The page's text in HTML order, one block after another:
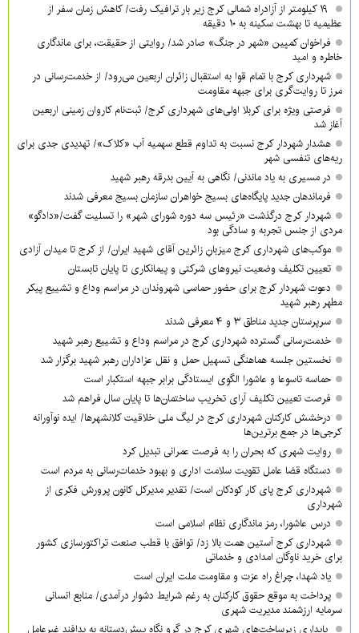
۱۹ کیلومتر از آزادراه شمالی کرج زیر بار ترافیک رفت/ کاهش زمان سفر از
عظیمیه تا بهشت سکینه به ۱۰ دقیقه
فراخوان کمپین «شهر در جنگ» صادر شد/ روایتی از حقیقت، برای ماندگاری
خاطره و امید
شهرداری کرج با تمام قوا به استقبال زائران اربعین می‌رود/ از خدمت‌رسانی در
مرز تا روایت‌گری برای جبهه مقاومت
فرصتی ویژه برای کربلا اولی‌های شهرداری کرج/ ثبت‌نام کاروان زمینی اربعین
آغاز شد
هشدار شهردار کرج نسبت به تداوم قطع سهمیه آب «کلاک»/ تهدیدی جدی برای
ریه‌های تنفسی شهر
در مسیری به یاد ماندنی/ نگاهی به آیین بدرقه رهبر شهید
فرماندهان جدید پایگاه‌های بسیج خواهران سازمان بسیج معرفی شدند
شهردار کرج درگذشت «رئیس سه دوره شورای شهر» را تسلیت گفت/«دادگو»
مردی از جنس تجربه و سادگی بود
موکب‌های شهرداری کرج میزبانِ زائرین آقای شهید ایران/ از کرج تا میدان آزادی
تعیین تکلیف وضعیت نیروهای شرکتی و پیمانکاری تا پایان تابستان
دعوت شهردار کرج برای حضور حماسی شهروندان در مراسم وداع و تشییع پیکر
مطهر رهبر شهید
سرپرستان جدید مناطق ۳ و ۴ معرفی شدند
خدمت‌رسانی گسترده شهرداری کرج در مراسم وداع و تشییع رهبر شهید
نخستین جلسه هماهنگی تسهیل حمل و نقل عزاداران رهبر شهید برگزار شد
حماسه تاسوعا و عاشورا الگوی ایستادگی برابر جبهه استکبار است
فرصت تعیین تکلیف آرای تخریب ساختمان‌ها تا پایان سال فراهم شد
درخشش کارکنان شهرداری کرج در لیگ ملی خلاقیت کلانشهرها/ ایده نوآورانه
کرجی‌ها در جمع برترین‌ها
روایت شهری که بحران را به فرصت عمرانی تبدیل کرد
دستگاه قضا عامل تقویت سلامت اداری و بهبود خدمات‌رسانی به مردم است
شهرداری کرج پای کار کودکان است/ تقدیر مدیرکل کانون پرورش فکری از
شهرداری
درس عاشورا، رمز ماندگاری نظام اسلامی است
شهرداری کرج آستین همت بالا زد/ توافق با قطب صنعت تراکتورسازی کشور
برای خرید ناوگان امدادی و خدماتی
یاد شهدا، چراغ راه عزت و مقاومت ملت ایران است
پرداخت به موقع حقوق کارکنان به رغم شرایط دشوار درآمدی/ منابع انسانی
سرمایه ارزشمند مدیریت شهری